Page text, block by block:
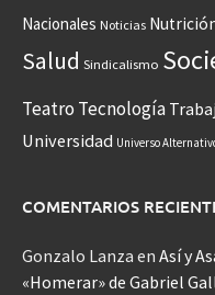
Nacionales Noticias
Salud Sindicalismo
Teatro Tecnología
Universidad Universo
COMENTARIOS
Gonzalo Lanza en Así y
«Homerar» de Gabriel